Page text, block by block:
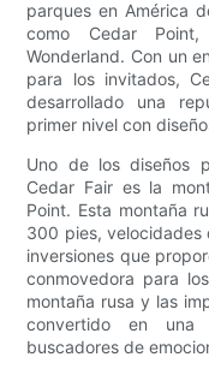
parques en América
como Cedar
Wonderland. Con un
para los invitados,
desarrollado una
primer nivel con
Uno de los diseños
Cedar Fair es la
Point. Esta montaña
300 pies, velocidades
inversiones que
conmovedora para
montaña rusa y las
convertido en una
buscadores de